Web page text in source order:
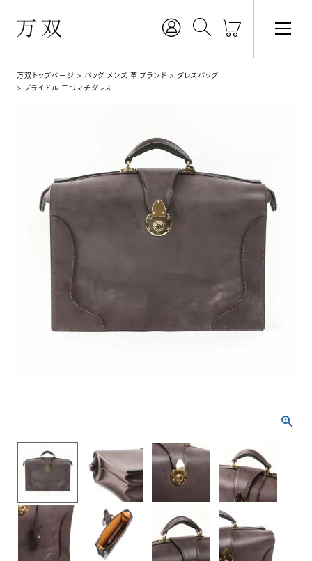
万双トップページ バッグ メンズ 革 ブランド
ダレスバッグ
ブライドル 二つマチダレス